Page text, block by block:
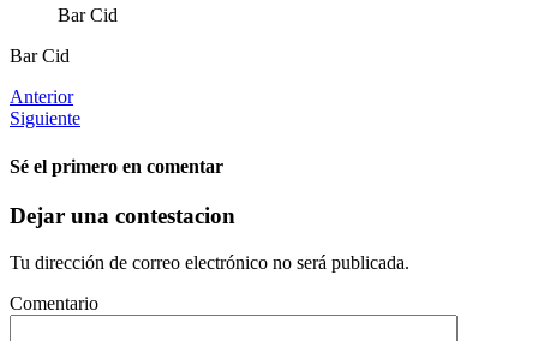
Bar Cid
Bar Cid
Anterior
Siguiente
Sé el primero en comentar
Dejar una contestacion
Tu dirección de correo electrónico no será publicada.
Comentario